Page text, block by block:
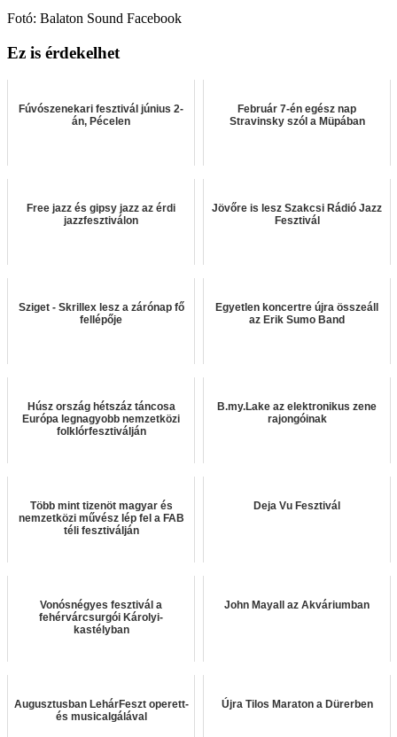
Fotó: Balaton Sound Facebook
Ez is érdekelhet
Fúvószenekari fesztivál június 2-
án, Pécelen
Február 7-én egész nap
Stravinsky szól a Müpában
Free jazz és gipsy jazz az érdi
jazzfesztiválon
Jövőre is lesz Szakcsi Rádió Jazz
Fesztivál
Sziget - Skrillex lesz a zárónap fő
fellépője
Egyetlen koncertre újra összeáll
az Erik Sumo Band
Húsz ország hétszáz táncosa
Európa legnagyobb nemzetközi
folklórfesztiválján
B.my.Lake az elektronikus zene
rajongóinak
Több mint tizenöt magyar és
nemzetközi művész lép fel a FAB
téli fesztiválján
Deja Vu Fesztivál
Vonósnégyes fesztivál a
fehérvárcsurgói Károlyi-
kastélyban
John Mayall az Akváriumban
Augusztusban LehárFeszt operett-
és musicalgálával
Újra Tilos Maraton a Dürerben